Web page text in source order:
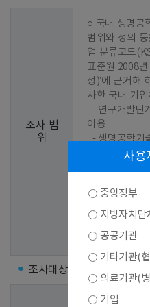
조사 범
위
○ 국내 생명공
범위와 정의
업 분류코드
표준원 2008
정)’에 근거해
사한 국내 기업
이용
  - 생명공학기술을 제조, 생산, 서비스(연구개발
서비스 포함)
정에 이용되
  - 위의 제품을 해당국가에서 직접 수입
※ 위의 활동으로 매출이 발생한 기업뿐 아니
라 연구개발
포함
조사대상
○ 1차 선정 :
사용
중앙정부
지방자치단
공공기관
기타기관(
의료기관(
기업